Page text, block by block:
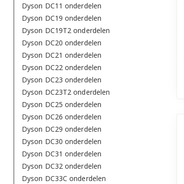
Dyson DC11 onderdelen
Dyson DC19 onderdelen
Dyson DC19T2 onderdelen
Dyson DC20 onderdelen
Dyson DC21 onderdelen
Dyson DC22 onderdelen
Dyson DC23 onderdelen
Dyson DC23T2 onderdelen
Dyson DC25 onderdelen
Dyson DC26 onderdelen
Dyson DC29 onderdelen
Dyson DC30 onderdelen
Dyson DC31 onderdelen
Dyson DC32 onderdelen
Dyson DC33C onderdelen